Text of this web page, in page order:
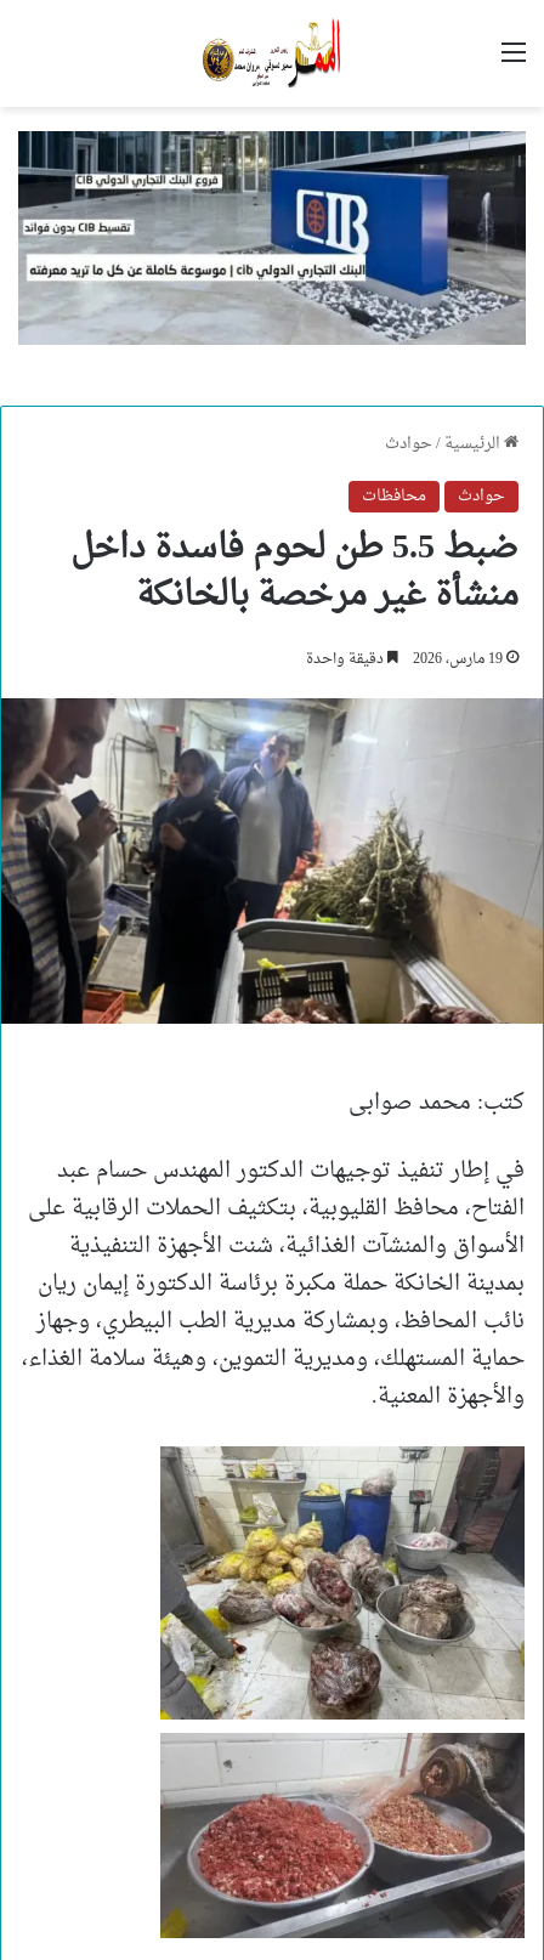
القائمة
الرئيسية/حوادث
حوادث
محافظات
ضبط 5.5 طن لحوم فاسدة داخل
منشأة غير مرخصة بالخانكة
19 مارس، 2026 دقيقة واحدة
كتب: محمد صوابى
في إطار تنفيذ توجيهات الدكتور المهندس حسام عبد
الفتاح، محافظ القليوبية، بتكثيف الحملات الرقابية على
الأسواق والمنشآت الغذائية، شنت الأجهزة التنفيذية
بمدينة الخانكة حملة مكبرة برئاسة الدكتورة إيمان ريان
نائب المحافظ، وبمشاركة مديرية الطب البيطري، وجهاز
حماية المستهلك، ومديرية التموين، وهيئة سلامة الغذاء،
والأجهزة المعنية.